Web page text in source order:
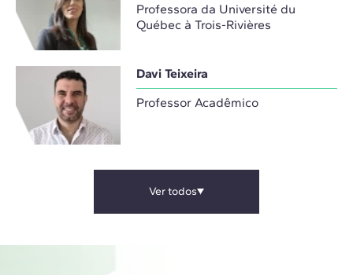
Professora da Université du
Québec à Trois-Rivières
Davi Teixeira
Professor Acadêmico
Ver todos